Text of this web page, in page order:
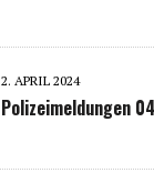
2. APRIL 2024
Polizeimeldungen